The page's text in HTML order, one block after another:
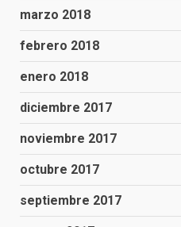
marzo 2018
febrero 2018
enero 2018
diciembre 2017
noviembre 2017
octubre 2017
septiembre 2017